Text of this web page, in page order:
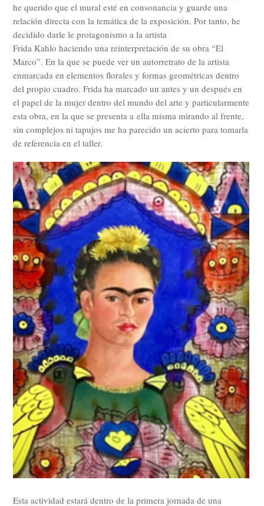
he querido que el mural esté en consonancia y guarde una
relación directa con la temática de la exposición. Por tanto, he
decidido darle le protagonismo a la artista
Frida Kahlo haciendo una reinterpretación de su obra “El
Marco”. En la que se puede ver un autorretrato de la artista
enmarcada en elementos florales y formas geométricas dentro
del propio cuadro. Frida ha marcado un antes y un después en
el papel de la mujer dentro del mundo del arte y particularmente
esta obra, en la que se presenta a ella misma mirando al frente,
sin complejos ni tapujos me ha parecido un acierto para tomarla
de referencia en el taller.
Esta actividad estará dentro de la primera jornada de una